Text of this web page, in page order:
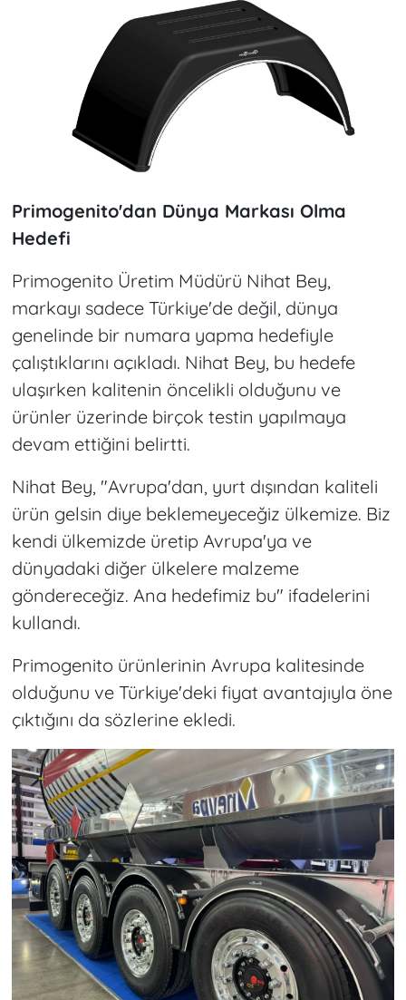
Primogenito'dan Dünya Markası Olma
Hedefi
Primogenito Üretim Müdürü Nihat Bey,
markayı sadece Türkiye'de değil, dünya
genelinde bir numara yapma hedefiyle
çalıştıklarını açıkladı. Nihat Bey, bu hedefe
ulaşırken kalitenin öncelikli olduğunu ve
ürünler üzerinde birçok testin yapılmaya
devam ettiğini belirtti.
Nihat Bey, "Avrupa'dan, yurt dışından kaliteli
ürün gelsin diye beklemeyeceğiz ülkemize. Biz
kendi ülkemizde üretip Avrupa'ya ve
dünyadaki diğer ülkelere malzeme
göndereceğiz. Ana hedefimiz bu" ifadelerini
kullandı.
Primogenito ürünlerinin Avrupa kalitesinde
olduğunu ve Türkiye'deki fiyat avantajıyla öne
çıktığını da sözlerine ekledi.